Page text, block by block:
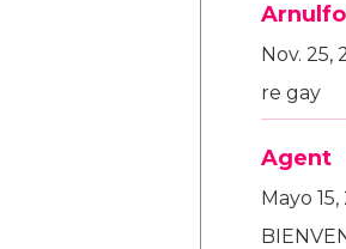
Nov. 25,
re gay
Agent
Mayo